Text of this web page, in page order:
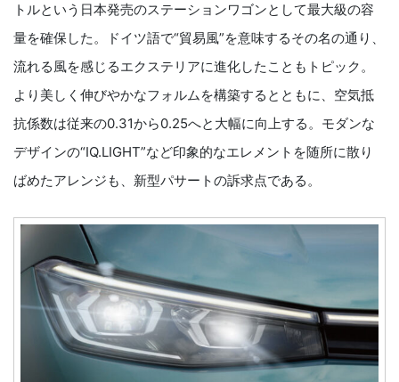
トルという日本発売のステーションワゴンとして最大級の容
量を確保した。ドイツ語で“貿易風”を意味するその名の通り、
流れる風を感じるエクステリアに進化したこともトピック。
より美しく伸びやかなフォルムを構築するとともに、空気抵
抗係数は従来の0.31から0.25へと大幅に向上する。モダンな
デザインの“IQ.LIGHT”など印象的なエレメントを随所に散り
ばめたアレンジも、新型パサートの訴求点である。